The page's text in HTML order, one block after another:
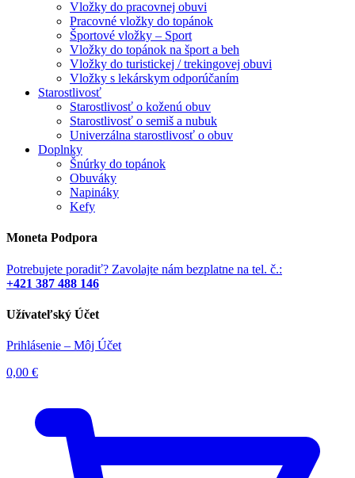
Vložky do pracovnej obuvi
Pracovné vložky do topánok
Športové vložky – Sport
Vložky do topánok na šport a beh
Vložky do turistickej / trekingovej obuvi
Vložky s lekárskym odporúčaním
Starostlivosť
Starostlivosť o koženú obuv
Starostlivosť o semiš a nubuk
Univerzálna starostlivosť o obuv
Doplnky
Šnúrky do topánok
Obuváky
Napináky
Kefy
Moneta Podpora
Potrebujete poradiť? Zavolajte nám bezplatne na tel. č.:
+421 387 488 146
Užívateľský Účet
Prihlásenie – Môj Účet
0,00 €